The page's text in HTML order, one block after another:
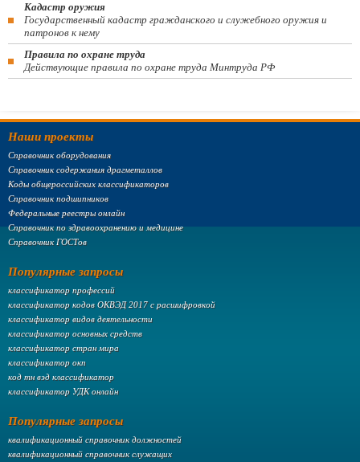
Кадастр оружия
Государственный кадастр гражданского и служебного оружия и
патронов к нему
Правила по охране труда
Действующие правила по охране труда Минтруда РФ
Наши проекты
Справочник оборудования
Справочник содержания драгметаллов
Коды общероссийских классификаторов
Справочник подшипников
Федеральные реестры онлайн
Справочник по здравоохранению и медицине
Справочник ГОСТов
Популярные запросы
классификатор профессий
классификатор кодов ОКВЭД 2017 с расшифровкой
классификатор видов деятельности
классификатор основных средств
классификатор стран мира
классификатор окп
код тн вэд классификатор
классификатор УДК онлайн
Популярные запросы
квалификационный справочник должностей
квалификационный справочник служащих